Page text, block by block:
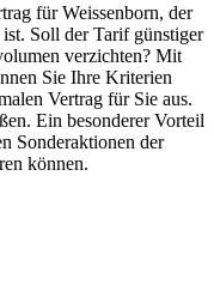
für Weissenborn, der
Soll der Tarif günstiger
verzichten? Mit
Sie Ihre Kriterien
Vertrag für Sie aus.
Ein besonderer Vorteil
Sonderaktionen der
können.